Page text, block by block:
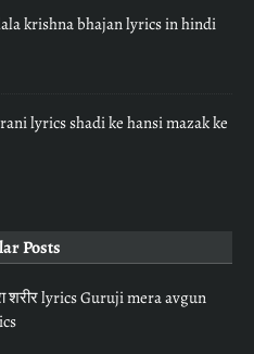
krishna bhajan lyrics in hindi
lyrics shadi ke hansi mazak ke
Posts
शरीर lyrics Guruji mera avgun